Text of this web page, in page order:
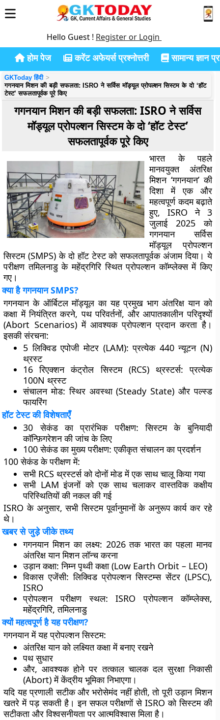
Hello Guest ! Register or Login
होम पेज करेंट अफेयर्स प्रश्नोत्तरी सामान्य ज्ञान
GKToday हिंदी
गगनयान मिशन की बड़ी सफलता: ISRO ने सर्विस मॉड्यूल प्रोपल्शन सिस्टम के दो ‘हॉट
टेस्ट’ सफलतापूर्वक पूरे किए
गगनयान मिशन की बड़ी सफलता: ISRO ने सर्विस
मॉड्यूल प्रोपल्शन सिस्टम के दो ‘हॉट टेस्ट’
सफलतापूर्वक पूरे किए
भारत के पहले
मानवयुक्त अंतरिक्ष
मिशन ‘गगनयान’ की
दिशा में एक और
महत्वपूर्ण कदम बढ़ाते
हुए, ISRO ने 3
जुलाई 2025 को
गगनयान सर्विस
मॉड्यूल प्रोपल्शन
सिस्टम (SMPS) के दो हॉट टेस्ट को सफलतापूर्वक अंजाम दिया। ये
परीक्षण तमिलनाडु के महेंद्रगिरि स्थित प्रोपल्शन कॉम्प्लेक्स में किए
गए।
क्या है गगनयान SMPS?
गगनयान के ऑर्बिटल मॉड्यूल का यह प्रमुख भाग अंतरिक्ष यान को
कक्षा में नियंत्रित करने, पथ परिवर्तनों, और आपातकालीन परिदृश्यों
(Abort Scenarios) में आवश्यक प्रोपल्शन प्रदान करता है।
इसकी संरचना:
5 लिक्विड एपोजी मोटर (LAM): प्रत्येक 440 न्यूटन (N)
थ्रस्ट
16 रिएक्शन कंट्रोल सिस्टम (RCS) थ्रस्टर्स: प्रत्येक
100N थ्रस्ट
संचालन मोड: स्थिर अवस्था (Steady State) और पल्स्ड
फायरिंग
हॉट टेस्ट की विशेषताएँ
30 सेकंड का प्रारंभिक परीक्षण: सिस्टम के बुनियादी
कॉन्फ़िगरेशन की जांच के लिए
100 सेकंड का मुख्य परीक्षण: एकीकृत संचालन का प्रदर्शन
100 सेकंड के परीक्षण में:
सभी RCS थ्रस्टर्स को दोनों मोड में एक साथ चालू किया गया
सभी LAM इंजनों को एक साथ चलाकर वास्तविक कक्षीय
परिस्थितियों की नकल की गई
ISRO के अनुसार, सभी सिस्टम पूर्वानुमानों के अनुरूप कार्य कर रहे
थे।
खबर से जुड़े जीके तथ्य
गगनयान मिशन का लक्ष्य: 2026 तक भारत का पहला मानव
अंतरिक्ष यान मिशन लॉन्च करना
उड़ान कक्षा: निम्न पृथ्वी कक्षा (Low Earth Orbit – LEO)
विकास एजेंसी: लिक्विड प्रोपल्शन सिस्टम्स सेंटर (LPSC),
ISRO
प्रोपल्शन परीक्षण स्थल: ISRO प्रोपल्शन कॉम्प्लेक्स,
महेंद्रगिरि, तमिलनाडु
क्यों महत्वपूर्ण है यह परीक्षण?
गगनयान में यह प्रोपल्शन सिस्टम:
अंतरिक्ष यान को लक्ष्यित कक्षा में बनाए रखने
पथ सुधार
और, आवश्यक होने पर तत्काल चालक दल सुरक्षा निकासी
(Abort) में केंद्रीय भूमिका निभाएगा।
यदि यह प्रणाली सटीक और भरोसेमंद नहीं होती, तो पूरी उड़ान मिशन
खतरे में पड़ सकती है। इन सफल परीक्षणों से ISRO को सिस्टम की
सटीकता और विश्वसनीयता पर आत्मविश्वास मिला है।